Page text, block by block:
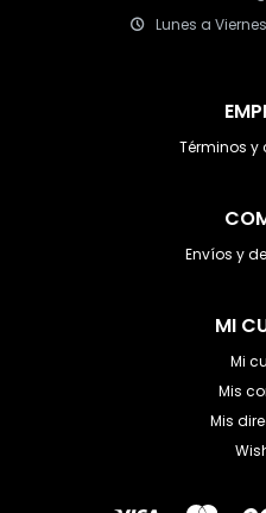
Lunes a
Términos y
Envíos y
MI
Mi
Mis
Mis